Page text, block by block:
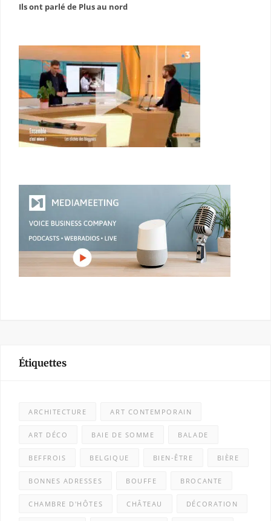
Ils ont parlé de Plus au nord
Étiquettes
ARCHITECTURE ART CONTEMPORAIN
ART DÉCO BAIE DE SOMME BALADE
BEFFROIS BELGIQUE BIEN-ÊTRE BIÈRE
BONNES ADRESSES BOUFFE BROCANTE
CHAMBRE D'HÔTES CHÂTEAU DÉCORATION